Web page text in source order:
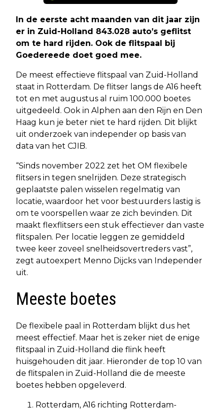
In de eerste acht maanden van dit jaar zijn
er in Zuid-Holland 843.028 auto’s geflitst
om te hard rijden. Ook de flitspaal bij
Goedereede doet goed mee.
De meest effectieve flitspaal van Zuid-Holland
staat in Rotterdam. De flitser langs de A16 heeft
tot en met augustus al ruim 100.000 boetes
uitgedeeld. Ook in Alphen aan den Rijn en Den
Haag kun je beter niet te hard rijden. Dit blijkt
uit onderzoek van independer op basis van
data van het CJIB.
“Sinds november 2022 zet het OM flexibele
flitsers in tegen snelrijden. Deze strategisch
geplaatste palen wisselen regelmatig van
locatie, waardoor het voor bestuurders lastig is
om te voorspellen waar ze zich bevinden. Dit
maakt flexflitsers een stuk effectiever dan vaste
flitspalen. Per locatie leggen ze gemiddeld
twee keer zoveel snelheidsovertreders vast”,
zegt autoexpert Menno Dijcks van Independer
uit.
Meeste boetes
De flexibele paal in Rotterdam blijkt dus het
meest effectief. Maar het is zeker niet de enige
flitspaal in Zuid-Holland die flink heeft
huisgehouden dit jaar. Hieronder de top 10 van
de flitspalen in Zuid-Holland die de meeste
boetes hebben opgeleverd.
Rotterdam, A16 richting Rotterdam-